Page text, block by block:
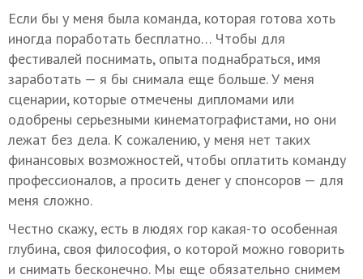
Если бы у меня была команда, которая готова хоть
иногда поработать бесплатно… Чтобы для
фестивалей поснимать, опыта поднабраться, имя
заработать — я бы снимала еще больше. У меня
сценарии, которые отмечены дипломами или
одобрены серьезными кинематографистами, но они
лежат без дела. К сожалению, у меня нет таких
финансовых возможностей, чтобы оплатить команду
профессионалов, а просить денег у спонсоров — для
меня сложно.
Честно скажу, есть в людях гор какая-то особенная
глубина, своя философия, о которой можно говорить
и снимать бесконечно. Мы еще обязательно снимем